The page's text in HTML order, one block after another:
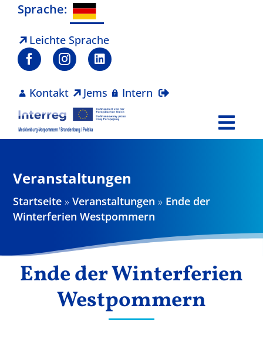
Zum
springen
Sprache:
Leichte Sprache
Kontakt Jems Intern
Projekte
Ergebnisse
Veranstaltungen
Startseite »Veranstaltungen » Ende der
Winterferien Westpommern
Ende der Winterferien
Westpommern